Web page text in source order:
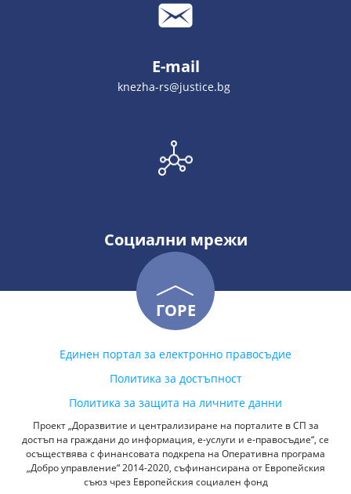
E-mail
knezha-rs@justice.bg
Социални мрежи
ГОРЕ
Единен портал за електронно правосъдие
Политика за достъпност
Политика за защита на личните данни
Проект „Доразвитие и централизиране на порталите в СП за
достъп на граждани до информация, е-услуги и е-правосъдие“, се
осъществява с финансовата подкрепа на Оперативна програма
„Добро управление“ 2014-2020, съфинансирана от Европейския
съюз чрез Европейския социален фонд